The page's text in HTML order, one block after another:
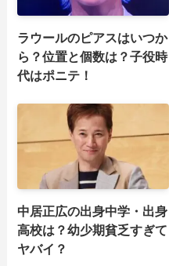
ラウールのピアスはいつか
ら？位置と個数は？子役時
代はポニテ！
中居正広の出身中学・出身
高校は？幼少期貧乏すぎて
ヤバイ？